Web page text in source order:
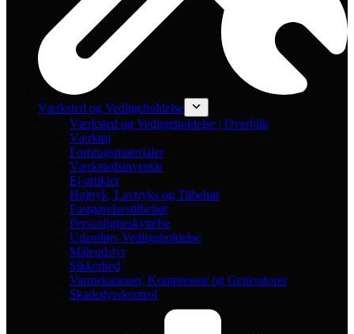
Værksted og Vedligeholdelse
Værksted og Vedligeholdelse | Overblik
Værktøj
Forbrugsmaterialer
Værkstedsinventar
El-artikler
Højtryk, Lavtryks og Tilbehør
Fastgørelsestilbehør
Personligbeskyttelse
Udendørs Vedligeholdelse
Måleudstyr
Sikkerhed
Varmekanoner, Kompressor og Generatorer
Skadedyrskontrol